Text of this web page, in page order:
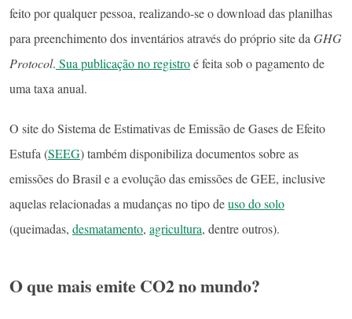
feito por qualquer pessoa, realizando-se o download das planilhas
para preenchimento dos inventários através do próprio site da GHG
Protocol. Sua publicação no registroé feita sob o pagamento de
uma taxa anual.
O site do Sistema de Estimativas de Emissão de Gases de Efeito
Estufa (SEEG) também disponibiliza documentos sobre as
emissões do Brasil e a evolução das emissões de GEE, inclusive
aquelas relacionadas a mudanças no tipo deuso do solo
(queimadas, desmatamento, agricultura, dentre outros).
O que mais emite CO2 no mundo?